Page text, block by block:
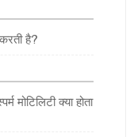
है?
क्या होता